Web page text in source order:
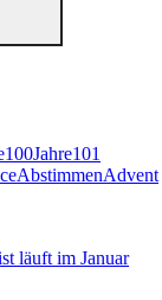
100Jahre101
AbstimmenAdvent
läuft im Januar